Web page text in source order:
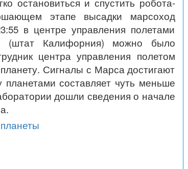
этапе высадки марсоход
в центре управления полетами
(штат Калифорния) можно было
центра управления полетом
Сигналы с Марса достигают
составляет чуть меньше
дошли сведения о начале